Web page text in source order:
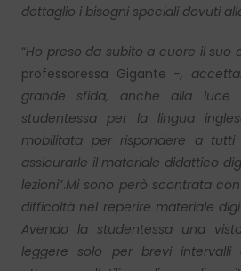
dettaglio i bisogni speciali dovuti
“Ho preso da subito a cuore il suo
professoressa Gigante -,
grande sfida, anche alla luce
studentessa per la lingua
mobilitata per rispondere a
assicurarle il materiale didattico
lezioni”.Mi sono però scontrata
difficoltà nel reperire materiale
Avendo la studentessa una
leggere solo per brevi